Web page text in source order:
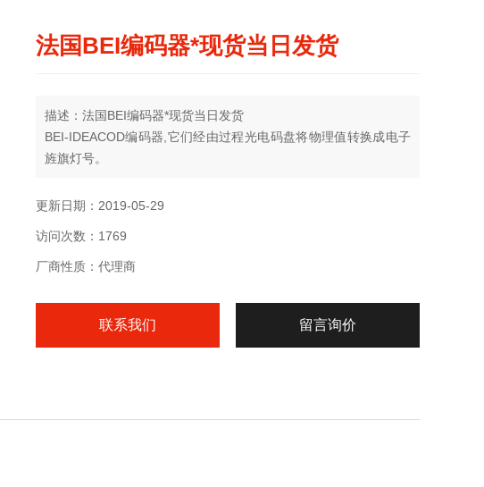
法国BEI编码器*现货当日发货
描述：法国BEI编码器*现货当日发货
BEI-IDEACOD编码器,它们经由过程光电码盘将物理值转换成电子
旌旗灯号。
编码器）。
更新日期：2019-05-29
访问次数：1769
厂商性质：代理商
联系我们 留言询价